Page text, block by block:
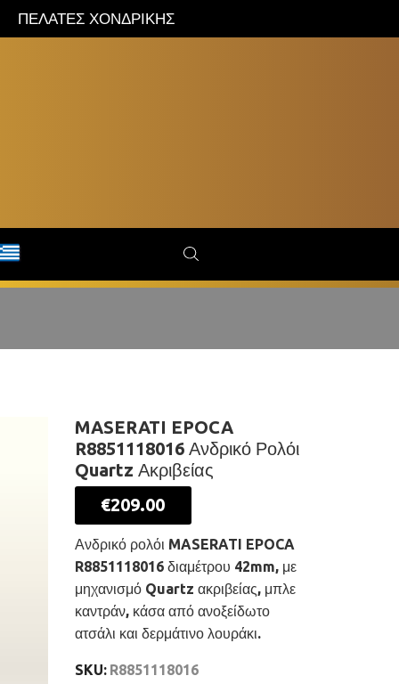
ΠΕΛΑΤΕΣ ΧΟΝΔΡΙΚΗΣ
MASERATI EPOCA
R8851118016 Ανδρικό Ρολόι
Quartz Ακριβείας
€209.00
Ανδρικό ρολόι MASERATI EPOCA
R8851118016 διαμέτρου 42mm, με
μηχανισμό Quartz ακριβείας, μπλε
καντράν, κάσα από ανοξείδωτο
ατσάλι και δερμάτινο λουράκι.
SKU: R8851118016